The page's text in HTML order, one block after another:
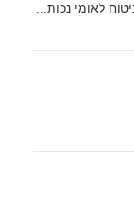
לאומי נכות...